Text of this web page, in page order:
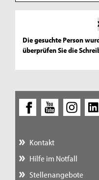
Die gesuchte Person
überprüfen Sie die
Kontakt
Hilfe im Notfall
Stellenangebote